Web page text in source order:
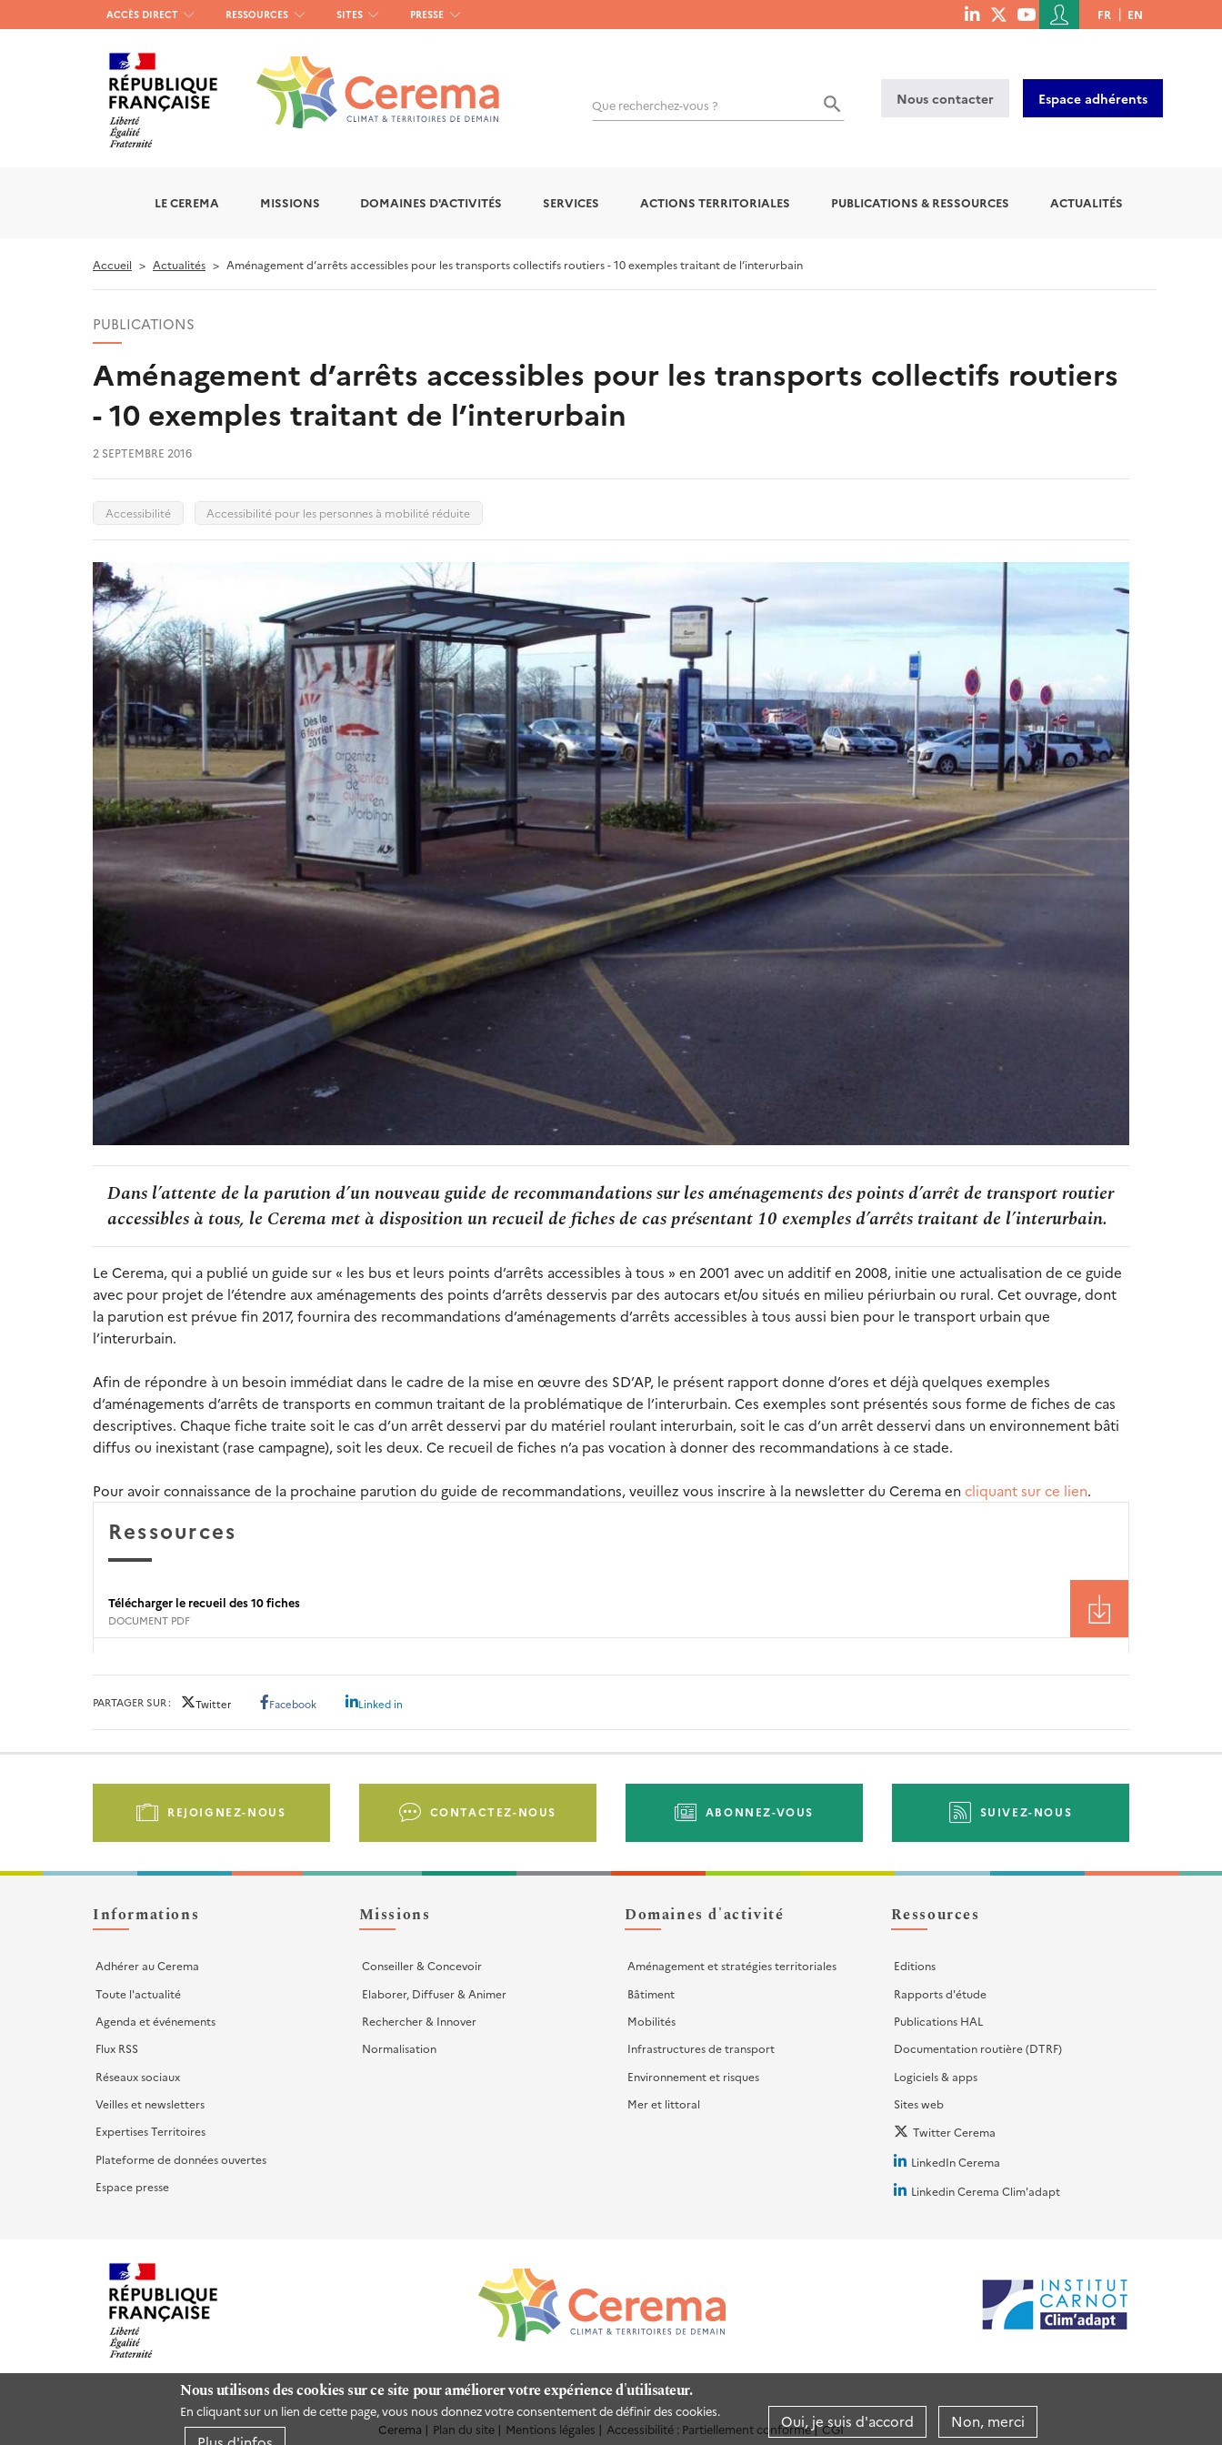
Nous utilisons des cookies sur ce site pour améliorer votre expérience d'utilisateur.
En cliquant sur un lien de cette page, vous nous donnez votre consentement de définir des cookies.
Oui, je suis d'accord Non, merci
Menu
haut
gauche
ACCÈS DIRECT RESSOURCES SITES PRESSE
menu
Menu
du
de
l'utilisateur
FR EN
Que recherchez-vous ? Nous contacter Espace adhérents
LE CEREMA MISSIONS DOMAINES D'ACTIVITÉS SERVICES ACTIONS TERRITORIALES PUBLICATIONS & RESSOURCES ACTUALITÉS
Accueil Actualités Aménagement d’arrêts accessibles pour les transports collectifs routiers - 10 exemples traitant de l’interurbain
PUBLICATIONS
Aménagement d’arrêts accessibles pour les transports collectifs routiers
- 10 exemples traitant de l’interurbain
2 SEPTEMBRE 2016
Accessibilité Accessibilité pour les personnes à mobilité réduite
Dans l’attente de la parution d’un nouveau guide de recommandations sur les aménagements des points d’arrêt de transport routier
accessibles à tous, le Cerema met à disposition un recueil de fiches de cas présentant 10 exemples d’arrêts traitant de l’interurbain.
Le Cerema, qui a publié un guide sur « les bus et leurs points d’arrêts accessibles à tous » en 2001 avec un additif en 2008, initie une actualisation de ce guide
avec pour projet de l’étendre aux aménagements des points d’arrêts desservis par des autocars et/ou situés en milieu périurbain ou rural. Cet ouvrage, dont
la parution est prévue fin 2017, fournira des recommandations d’aménagements d’arrêts accessibles à tous aussi bien pour le transport urbain que
l’interurbain.
Afin de répondre à un besoin immédiat dans le cadre de la mise en œuvre des SD’AP, le présent rapport donne d’ores et déjà quelques exemples
d’aménagements d’arrêts de transports en commun traitant de la problématique de l’interurbain. Ces exemples sont présentés sous forme de fiches de cas
descriptives. Chaque fiche traite soit le cas d’un arrêt desservi par du matériel roulant interurbain, soit le cas d’un arrêt desservi dans un environnement bâti
diffus ou inexistant (rase campagne), soit les deux. Ce recueil de fiches n’a pas vocation à donner des recommandations à ce stade.
Pour avoir connaissance de la prochaine parution du guide de recommandations, veuillez vous inscrire à la newsletter du Cerema en cliquant sur ce lien.
Ressources
Télécharger le recueil des 10 fiches
DOCUMENT PDF
PARTAGER SUR Twitter Facebook Linked in
Pied
Liens
d'actions
REJOIGNEZ-NOUS CONTACTEZ-NOUS ABONNEZ-VOUS SUIVEZ-NOUS
Informations
Adhérer au Cerema
Toute l'actualité
Agenda et événements
Flux RSS
Réseaux sociaux
Veilles et newsletters
Expertises Territoires
Plateforme de données ouvertes
Espace presse
Missions
Conseiller & Concevoir
Elaborer, Diffuser & Animer
Rechercher & Innover
Normalisation
Domaines d'activité
Aménagement et stratégies territoriales
Bâtiment
Mobilités
Infrastructures de transport
Environnement et risques
Mer et littoral
Ressources
Editions
Rapports d'étude
Publications HAL
Documentation routière (DTRF)
Logiciels & apps
Sites web
Twitter Cerema
LinkedIn Cerema
Linkedin Cerema Clim'adapt
Cerema Plan du site Mentions légales Accessibilité : Partiellement conforme CGI